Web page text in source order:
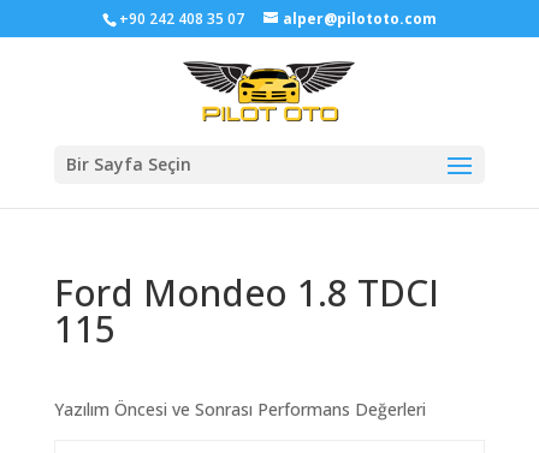
+90 242 408 35 07 alper@pilototo.com
Bir Sayfa Seçin
Ford Mondeo 1.8 TDCI
115
Yazılım Öncesi ve Sonrası Performans Değerleri